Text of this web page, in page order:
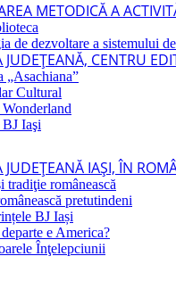
METODICĂ A
de dezvoltare a sistemului
JUDEŢEANĂ, CENTRU
„Asachiana”
Cultural
Iaşi
JUDEŢEANĂ IAŞI, ÎN
tradiţie românească
pretutindeni
BJ Iași
e America?
Înţelepciunii